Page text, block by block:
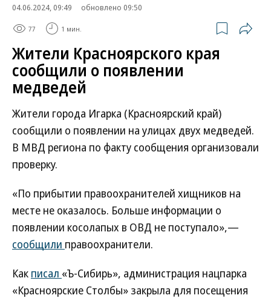
04.06.2024, 09:49
обновлено 09:50
77 1 мин.
Жители Красноярского края
сообщили о появлении
медведей
Жители города Игарка (Красноярский край)
сообщили о появлении на улицах двух медведей.
В МВД региона по факту сообщения организовали
проверку.
«По прибытии правоохранителей хищников на
месте не оказалось. Больше информации о
появлении косолапых в ОВД не поступало»,—
сообщили правоохранители.
Как писал «Ъ-Сибирь», администрация нацпарка
«Красноярские Столбы» закрыла для посещения